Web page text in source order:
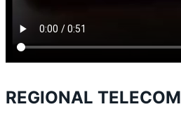
REGIONAL TELECOM